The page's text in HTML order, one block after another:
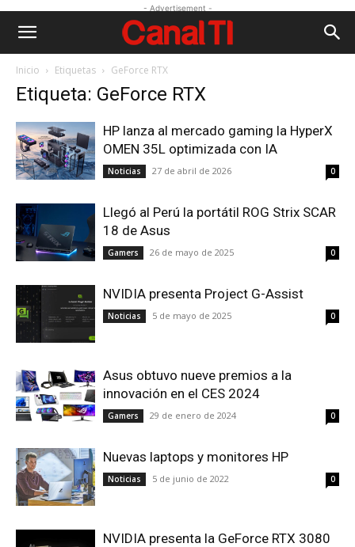
- Advertisement -
Inicio Etiquetas GeForce RTX
Etiqueta: GeForce RTX
HP lanza al mercado gaming la HyperX
OMEN 35L optimizada con IA
Noticias 27 de abril de 2026 0
Llegó al Perú la portátil ROG Strix SCAR
18 de Asus
Gamers 26 de mayo de 2025 0
NVIDIA presenta Project G-Assist
Noticias 5 de mayo de 2025 0
Asus obtuvo nueve premios a la
innovación en el CES 2024
Gamers 29 de enero de 2024 0
Nuevas laptops y monitores HP
Noticias 5 de junio de 2022 0
NVIDIA presenta la GeForce RTX 3080